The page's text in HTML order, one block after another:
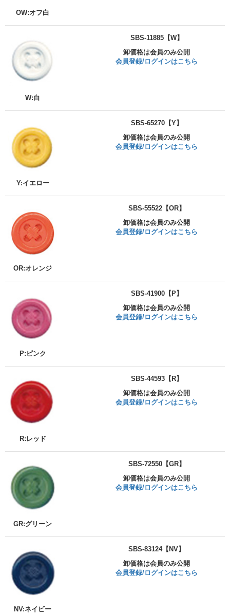
OW:オフ白
W:白
SBS-11885【W】
卸価格は会員のみ公開
会員登録/ログインはこちら
Y:イエロー
SBS-65270【Y】
卸価格は会員のみ公開
会員登録/ログインはこちら
OR:オレンジ
SBS-55522【OR】
卸価格は会員のみ公開
会員登録/ログインはこちら
P:ピンク
SBS-41900【P】
卸価格は会員のみ公開
会員登録/ログインはこちら
R:レッド
SBS-44593【R】
卸価格は会員のみ公開
会員登録/ログインはこちら
GR:グリーン
SBS-72550【GR】
卸価格は会員のみ公開
会員登録/ログインはこちら
NV:ネイビー
SBS-83124【NV】
卸価格は会員のみ公開
会員登録/ログインはこちら